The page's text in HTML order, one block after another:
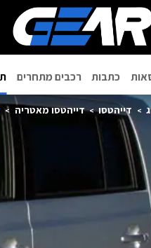
כתבות רכבים מתחרים
דייהטסו דייהטסו מאטריה